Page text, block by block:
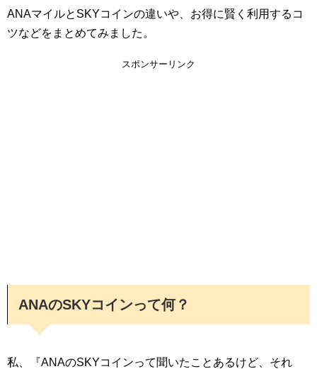
ANAマイルとSKYコインの違いや、お得に賢く利用するコ
ツなどをまとめてみました。
スポンサーリンク
ANAのSKYコインって何？
私、『ANAのSKYコインって聞いたことあるけど、それ